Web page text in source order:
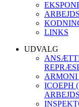
LINKS
UDVALG
ICOEPH